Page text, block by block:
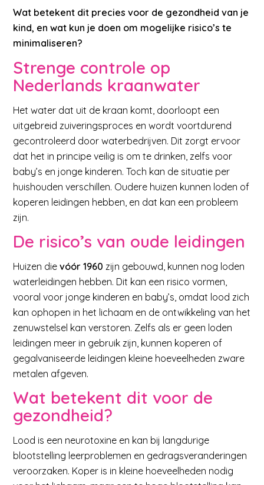
Wat betekent dit precies voor de gezondheid van je
kind, en wat kun je doen om mogelijke risico’s te
minimaliseren?
Strenge controle op
Nederlands kraanwater
Het water dat uit de kraan komt, doorloopt een
uitgebreid zuiveringsproces en wordt voortdurend
gecontroleerd door waterbedrijven. Dit zorgt ervoor
dat het in principe veilig is om te drinken, zelfs voor
baby’s en jonge kinderen. Toch kan de situatie per
huishouden verschillen. Oudere huizen kunnen loden of
koperen leidingen hebben, en dat kan een probleem
zijn.
De risico’s van oude leidingen
Huizen dievóór 1960 zijn gebouwd, kunnen nog loden
waterleidingen hebben. Dit kan een risico vormen,
vooral voor jonge kinderen en baby’s, omdat lood zich
kan ophopen in het lichaam en de ontwikkeling van het
zenuwstelsel kan verstoren. Zelfs als er geen loden
leidingen meer in gebruik zijn, kunnen koperen of
gegalvaniseerde leidingen kleine hoeveelheden zware
metalen afgeven.
Wat betekent dit voor de
gezondheid?
Lood is een neurotoxine en kan bij langdurige
blootstelling leerproblemen en gedragsveranderingen
veroorzaken. Koper is in kleine hoeveelheden nodig